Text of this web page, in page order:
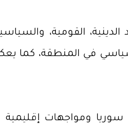
القومية،
في المنطقة، كما
ومواجهات